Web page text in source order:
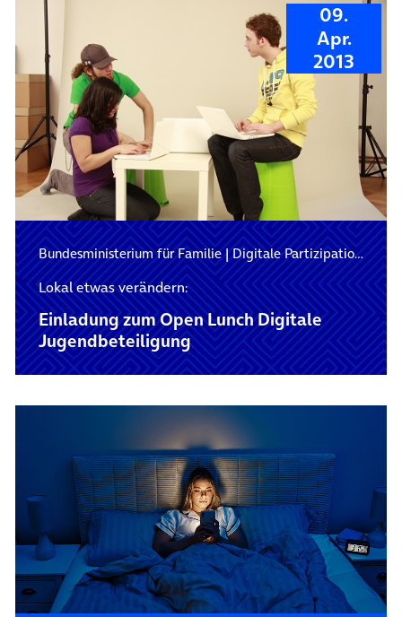
09.
Apr.
2013
Bundesministerium für Familie|Digitale Partizipation |
Lokal etwas verändern:
Einladung zum Open Lunch Digitale
Jugendbeteiligung